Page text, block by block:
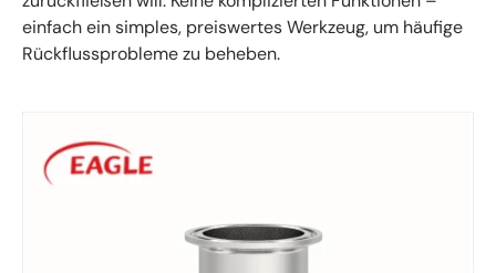
einfach ein simples, preiswertes Werkzeug, um häufige
Rückflussprobleme zu beheben.